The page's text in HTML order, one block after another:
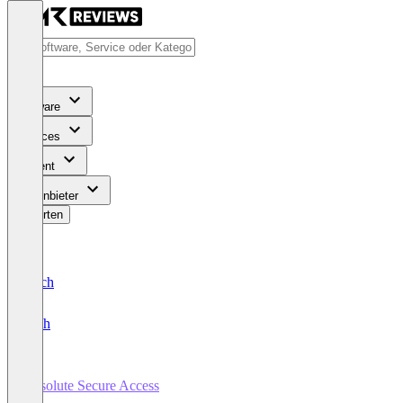
Software
Services
Content
Für Anbieter
Bewerten
Deutsch
English
Absolute Secure Access